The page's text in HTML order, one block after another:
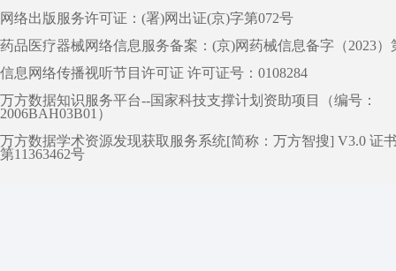
网络出版服务许可证：(署)网出证(京)字第072号
药品医疗器械网络信息服务备案：(京)网药械信息备字（2023）
信息网络传播视听节目许可证 许可证号：0108284
万方数据知识服务平台--国家科技支撑计划资助项目（编号：
2006BAH03B01）
万方数据学术资源发现获取服务系统[简称：万方智搜] V3.0 证
第11363462号